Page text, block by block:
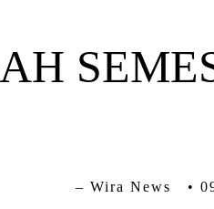
– Wira News •